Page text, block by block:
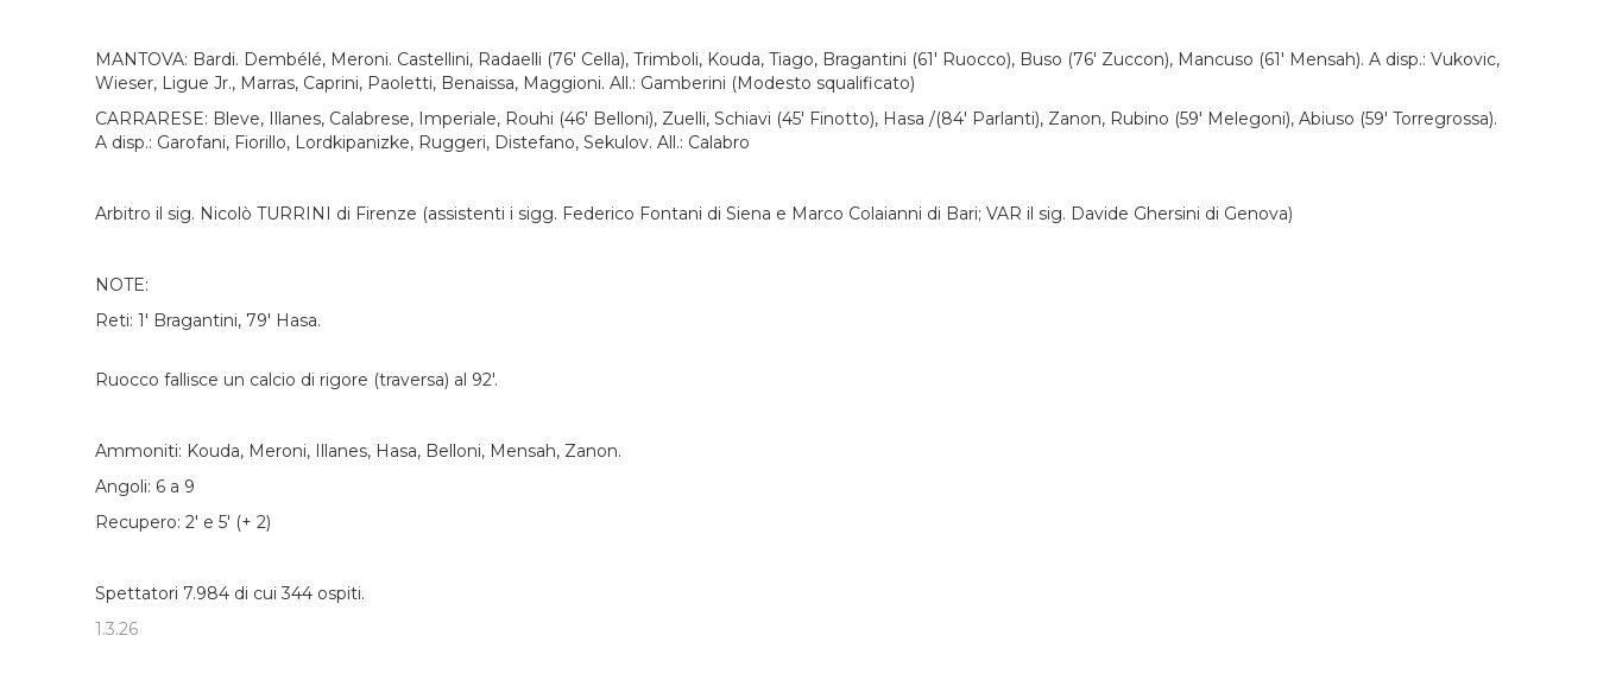
MANTOVA: Bardi. Dembélé, Meroni. Castellini, Radaelli (76' Cella), Trimboli, Kouda, Tiago, Bragantini (61' Ruocco), Buso (76' Zuccon), Mancuso (61' Mensah). A disp.: Vukovic,
Wieser, Ligue Jr., Marras, Caprini, Paoletti, Benaissa, Maggioni. All.: Gamberini (Modesto squalificato)
CARRARESE: Bleve, Illanes, Calabrese, Imperiale, Rouhi (46' Belloni), Zuelli, Schiavi (45' Finotto), Hasa /(84' Parlanti), Zanon, Rubino (59' Melegoni), Abiuso (59' Torregrossa).
A disp.: Garofani, Fiorillo, Lordkipanizke, Ruggeri, Distefano, Sekulov. All.: Calabro
Arbitro il sig. Nicolò TURRINI di Firenze (assistenti i sigg. Federico Fontani di Siena e Marco Colaianni di Bari; VAR il sig. Davide Ghersini di Genova)
NOTE:
Reti: 1' Bragantini, 79' Hasa.
Ruocco fallisce un calcio di rigore (traversa) al 92'.
Ammoniti: Kouda, Meroni, Illanes, Hasa, Belloni, Mensah, Zanon.
Angoli: 6 a 9
Recupero: 2' e 5' (+ 2)
Spettatori 7.984 di cui 344 ospiti.
1.3.26